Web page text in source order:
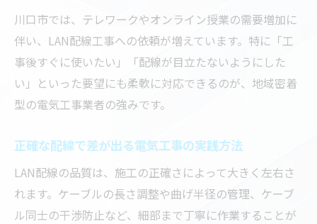
川口市では、テレワークやオンライン授業の需要増加に
伴い、LAN配線工事への依頼が増えています。特に「工
事後すぐに使いたい」「配線が目立たないようにした
い」といった要望にも柔軟に対応できるのが、地域密着
型の電気工事業者の強みです。
正確な配線で差が出る電気工事の実践方法
LAN配線の品質は、施工の正確さによって大きく左右さ
れます。ケーブルの長さ調整や曲げ半径の管理、ケーブ
ル同士の干渉防止など、細部まで丁寧に作業することが